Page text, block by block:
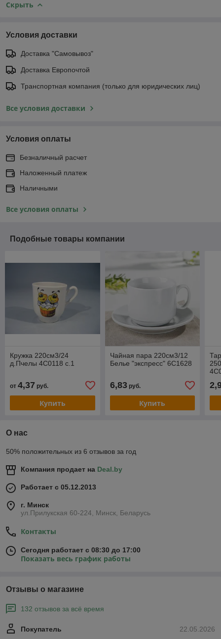
Скрыть
Условия доставки
Доставка "Самовывоз"
Доставка Европочтой
Транспортная компания (только для юридических лиц)
Все условия доставки
Условия оплаты
Безналичный расчет
Наложенный платеж
Наличными
Все условия оплаты
Подобные товары компании
Кружка 220см3/24
д.Пчелы 4С0118 с.1
от 4,37 руб.
Купить
Чайная пара 220см3/12
Белье "экспресс" 6С1628
6,83руб.
Купить
О нас
50% положительных из 6 отзывов за год
Компания продает на Deal.by
Работает с 05.12.2013
г. Минск
ул.Прилукская 60-224, Минск, Беларусь
Контакты
Сегодня работает с 08:30 до 17:00
Показать весь график работы
Отзывы о магазине
132 отзывов за всё время
22.05.2026
Покупатель